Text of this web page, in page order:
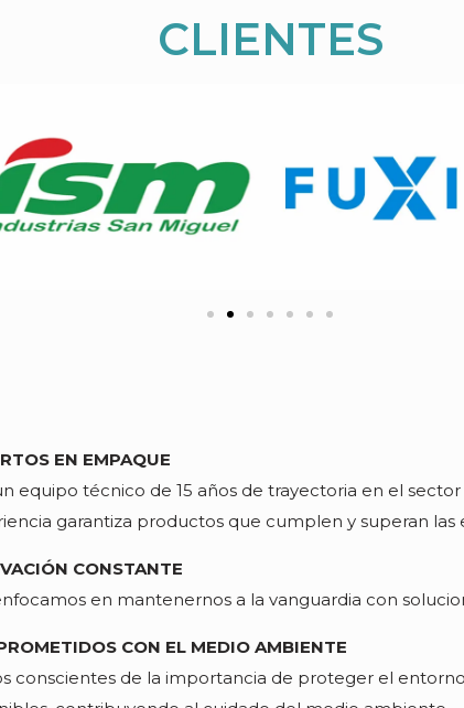
CLIENTES
EN EMPAQUE
equipo técnico de 15 años de trayectoria en el
garantiza productos que cumplen y superan las
CONSTANTE
en mantenernos a la vanguardia con
CON EL MEDIO AMBIENTE
conscientes de la importancia de proteger el